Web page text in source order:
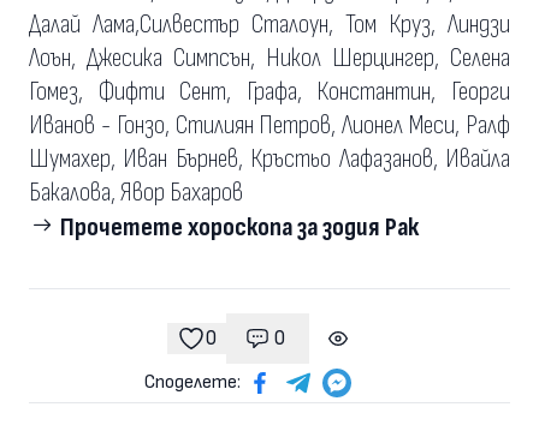
Далай Лама,Силвестър Сталоун, Том Круз, Линдзи
Лоън, Джесика Симпсън, Никол Шерцингер, Селена
Гомез, Фифти Сент, Графа, Константин, Георги
Иванов - Гонзо, Стилиян Петров, Лионел Меси, Ралф
Шумахер, Иван Бърнев, Кръстьо Лафазанов, Ивайла
Бакалова, Явор Бахаров
Прочетете хороскопа за зодия Рак
0
харесвания
0
Коментаригледания
Споделете: